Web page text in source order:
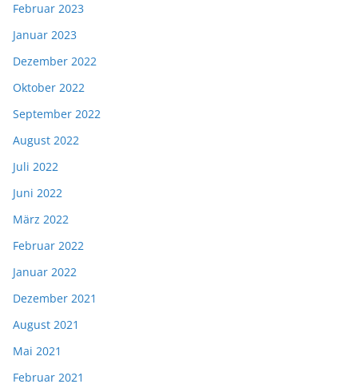
Februar 2023
Januar 2023
Dezember 2022
Oktober 2022
September 2022
August 2022
Juli 2022
Juni 2022
März 2022
Februar 2022
Januar 2022
Dezember 2021
August 2021
Mai 2021
Februar 2021